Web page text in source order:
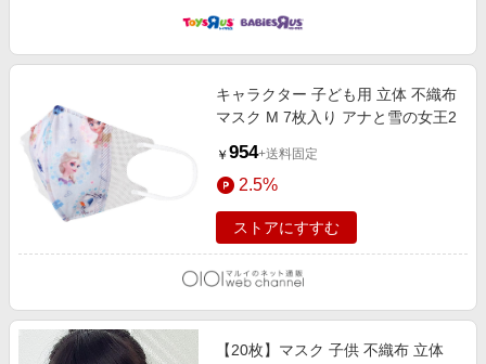
キャラクター 子ども用 立体 不織布
マスク M 7枚入り アナと雪の女王2
￥ 954+送料固定
2.5%
ストアにすすむ
【20枚】マスク 子供 不織布 立体